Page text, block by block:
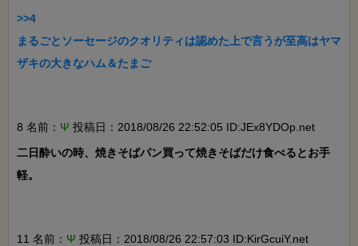
>>4
まるごとソーセージのクオリティは認めた上で言うが至高はヤマ
ザキの大きなハム＆たまご
8 名前： Ψ 投稿日：2018/08/26 22:52:05 ID:JEx8YDOp.net
二日酔いの時、焼きそばパン買って焼きそばだけ食べるとお手
軽。
11 名前： Ψ 投稿日：2018/08/26 22:57:03 ID:KirGcuiY.net